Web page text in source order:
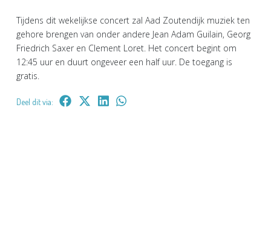
Tijdens dit wekelijkse concert zal Aad Zoutendijk muziek ten
gehore brengen van onder andere Jean Adam Guilain, Georg
Friedrich Saxer en Clement Loret. Het concert begint om
12:45 uur en duurt ongeveer een half uur. De toegang is
gratis.
Deel dit via: